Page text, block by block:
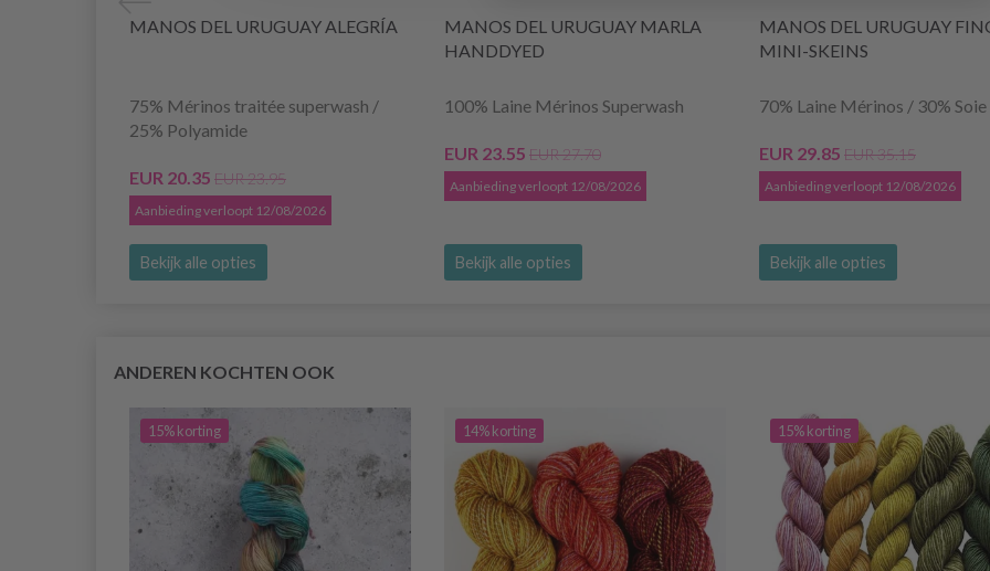
MANOS DEL URUGUAY ALEGRÍA
75% Mérinos traitée superwash /
25% Polyamide
EUR 20.35 EUR 23.95
Aanbieding verloopt 12/08/2026
Bekijk alle opties
MANOS DEL URUGUAY MARLA
HANDDYED
100% Laine Mérinos Superwash
EUR 23.55 EUR 27.70
Aanbieding verloopt 12/08/2026
Bekijk alle opties
MANOS DEL URUGUAY
MINI-SKEINS
70% Laine Mérinos / 30% Soie
EUR 29.85 EUR 35.15
Aanbieding verloopt 12/08/2026
Bekijk alle opties
ANDEREN KOCHTEN OOK
15% korting 14% korting 15% korting